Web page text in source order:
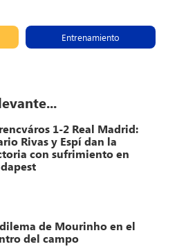
Entrenamiento
1-2 Real Madrid:
Rivas y Espí dan la
con sufrimiento en
de Mourinho en el
del campo